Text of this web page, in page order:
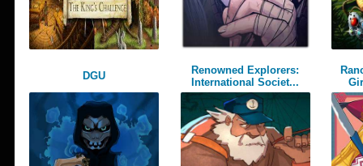
DGU
Renowned Explorers:
International Societ...